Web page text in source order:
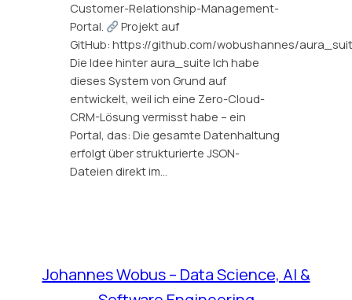
Customer-Relationship-Management-
Portal.
Projekt auf
GitHub: https://github.com/wobushannes/
Die Idee hinter aura_suite Ich habe
dieses System von Grund auf
entwickelt, weil ich eine Zero-Cloud-
CRM-Lösung vermisst habe – ein
Portal, das: Die gesamte Datenhaltung
erfolgt über strukturierte JSON-
Dateien direkt im…
Johannes Wobus – Data Science, AI &